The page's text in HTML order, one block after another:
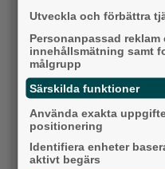
Socialdemokraterna
Moderaterna
Vänsterpartiet
Sverigedemokraterna
Miljöpartiet
Utveckla och förbättra
Personanpassad
innehållsmätning samt
målgrupp
Särskilda funktioner
Använda exakta
positionering
Identifiera enheter
aktivt begärs